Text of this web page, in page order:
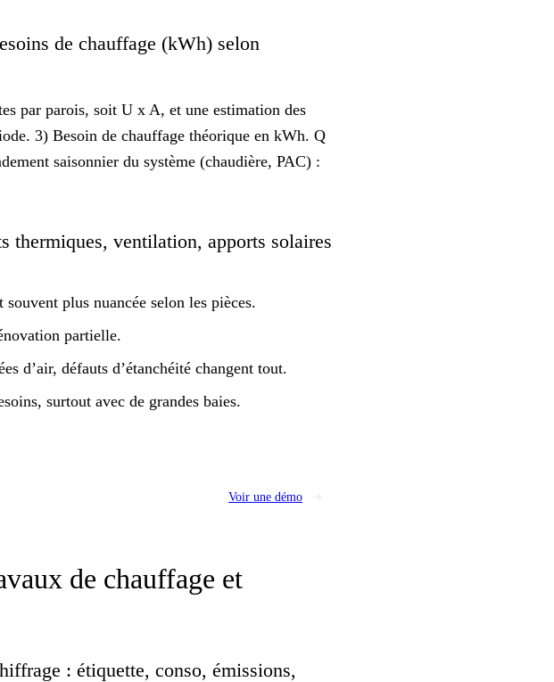
de chauffage (kWh) selon
par parois, soit U x A, et une estimation des
3) Besoin de chauffage théorique en kWh. Q
saisonnier du système (chaudière, PAC) :
thermiques, ventilation, apports solaires
plus nuancée selon les pièces.
partielle.
d’air, défauts d’étanchéité changent tout.
surtout avec de grandes baies.
Voir une démo
de chauffage et
: étiquette, conso, émissions,